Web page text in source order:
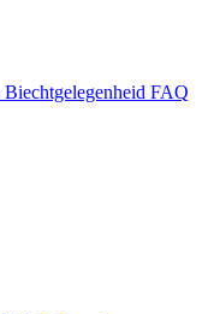
Biechtgelegenheid FAQ